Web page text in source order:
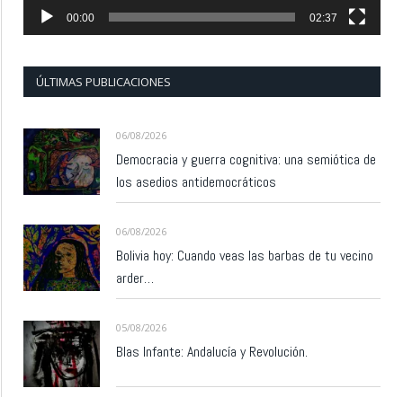
00:00 02:37
ÚLTIMAS PUBLICACIONES
06/08/2026
Democracia y guerra cognitiva: una semiótica de
los asedios antidemocráticos
06/08/2026
Bolivia hoy: Cuando veas las barbas de tu vecino
arder…
05/08/2026
Blas Infante: Andalucía y Revolución.